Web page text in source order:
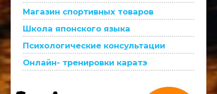
Магазин спортивных товаров
Школа японского языка
Психологические консультации
Онлайн- тренировки каратэ